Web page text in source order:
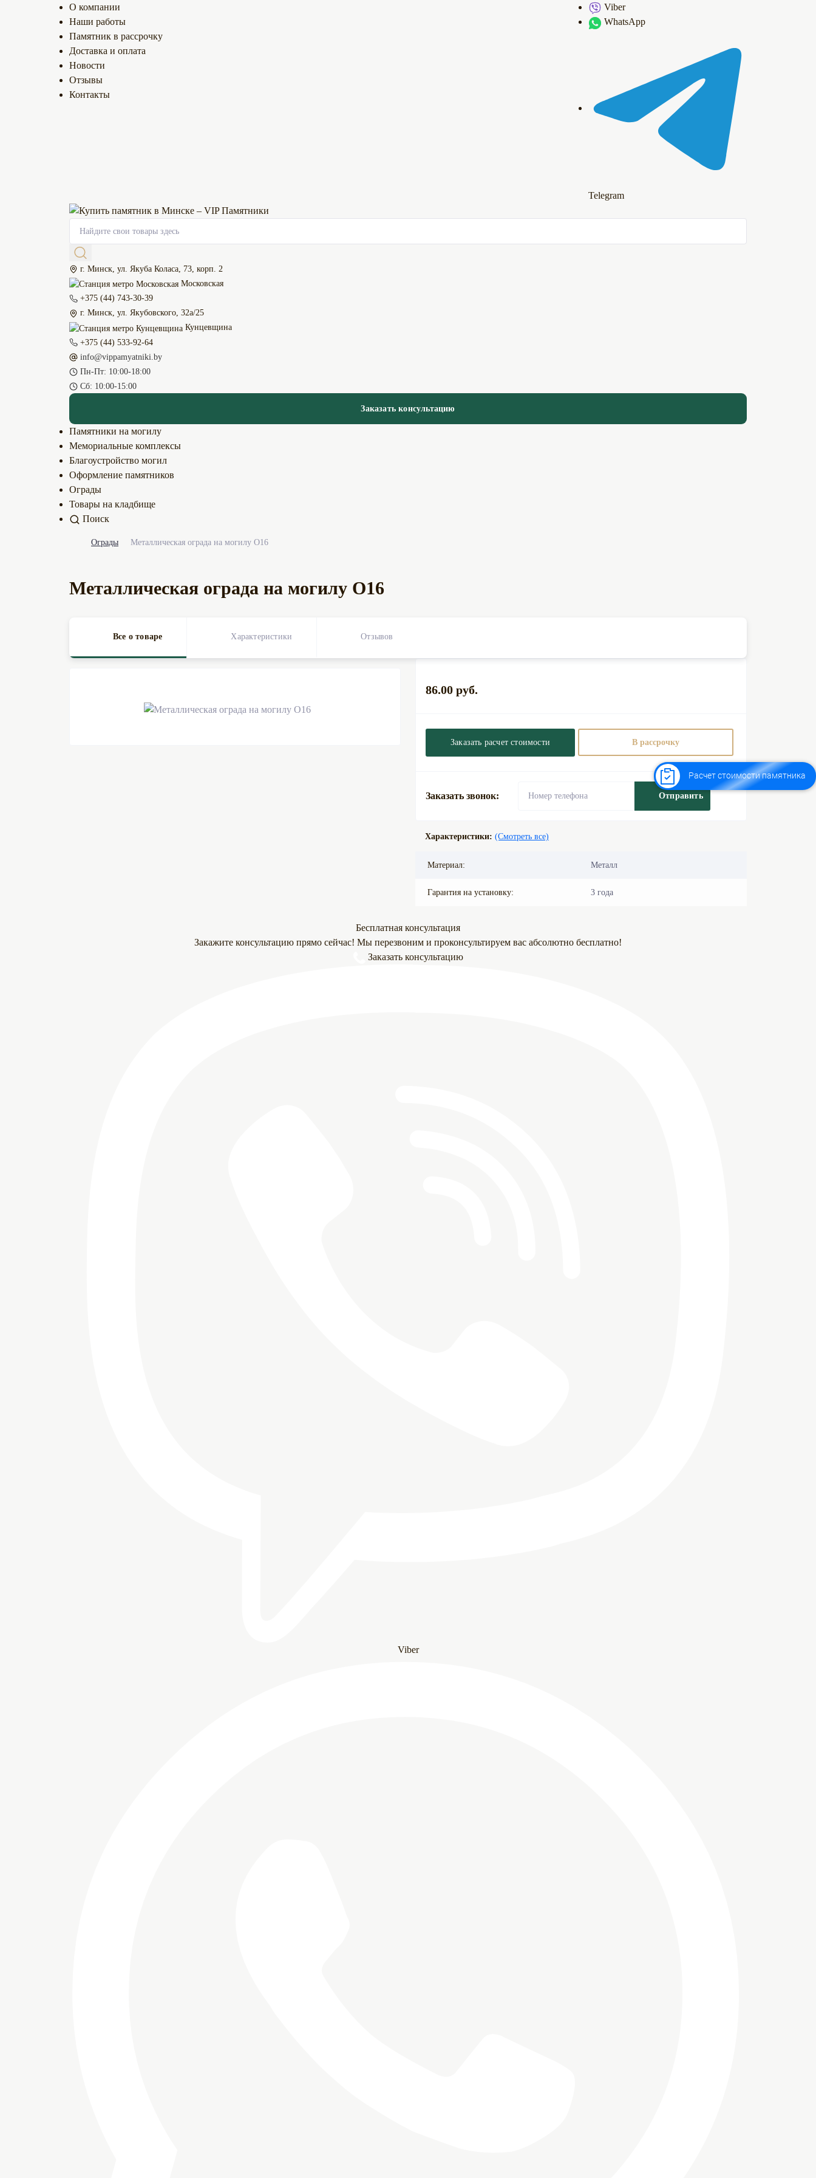
О компании
Наши работы
Памятник в рассрочку
Доставка и оплата
Новости
Отзывы
Контакты
Viber
WhatsApp
Telegram
г. Минск, ул. Якуба Коласа, 73, корп. 2
Московская
+375 (44) 743-30-39
г. Минск, ул. Якубовского, 32а/25
Кунцевщина
+375 (44) 533-92-64
info@vippamyatniki.by
Пн-Пт: 10:00-18:00
Сб: 10:00-15:00
Заказать консультацию
Памятники на могилу
Мемориальные комплексы
Благоустройство могил
Оформление памятников
Ограды
Товары на кладбище
Поиск
Ограды Металлическая ограда на могилу О16
Металлическая ограда на могилу О16
Все о товаре Характеристики Отзывов
86.00 руб.
Заказать расчет стоимости В рассрочку
Заказать звонок: Отправить
Характеристики: (Смотреть все)
Материал: Металл
Гарантия на установку: 3 года
Бесплатная консультация
Закажите консультацию прямо сейчас! Мы перезвоним и проконсультируем вас абсолютно бесплатно!
Заказать консультацию
Viber
Расчет стоимости памятника